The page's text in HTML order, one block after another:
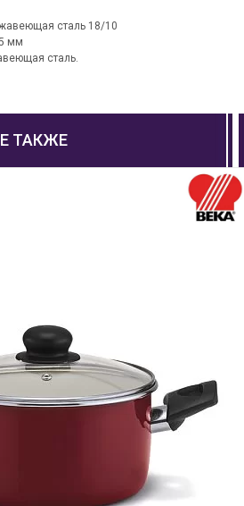
сталь 18/10
мм
сталь.
ТАКЖЕ